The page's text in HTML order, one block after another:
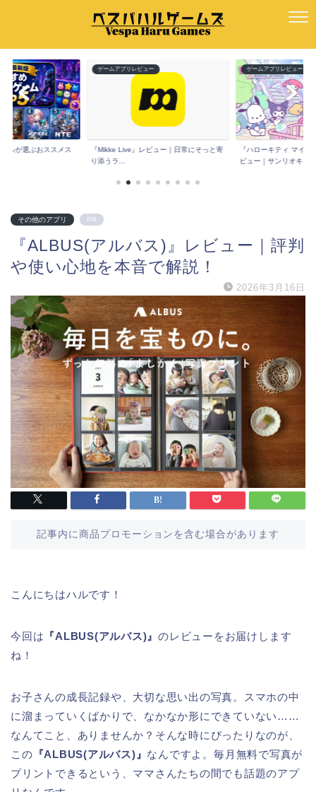
ー｜日常にそっと寄
ゲームアプリレビュー
『ハローキティ マイドリームストア』レ
ビュー｜サンリオキ...
ゲームアプリレビュー
『Spoon(スプーン)』
コミは？声だ...
その他のアプリ PR
『ALBUS(アルバス)』レビュー｜評判
や使い心地を本音で解説！
2026年3月16日
記事内に商品プロモーションを含む場合があります
こんにちはハルです！
今回は 『ALBUS(アルバス)』のレビューをお届けします
ね！
お子さんの成長記録や、大切な思い出の写真。スマホの中
に溜まっていくばかりで、なかなか形にできていない……
なんてこと、ありませんか？そんな時にぴったりなのが、
この 『ALBUS(アルバス)』 なんですよ。毎月無料で写真が
プリントできるという、ママさんたちの間でも話題のアプ